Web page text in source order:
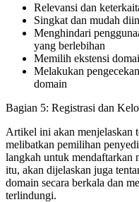
Relevansi dan
Singkat dan mudah
Menghindari
yang berlebihan
Memilih ekstensi
Melakukan
domain
Bagian 5: Registrasi dan
Artikel ini akan menjelaskan
melibatkan pemilihan
langkah untuk mendaftarkan
itu, akan dijelaskan juga
domain secara berkala dan
terlindungi.